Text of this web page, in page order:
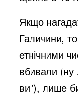
Якщо
Галичини,
етнічними
вбивали
ви"), лише